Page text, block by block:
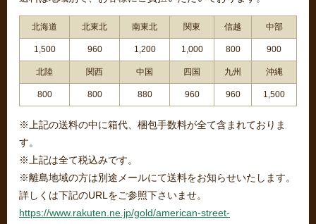
北海道 北東北 南東北 関東 信越 中部
1,500 960 1,200 1,000 800 900
北陸 関西 中国 四国 九州 沖縄
800 800 880 960 960 1,500
※上記の送料の中に箱代、梱包手数料が全て含まれておりま
す。
※上記は全て税込みです。
※離島地域の方は別途メールにて送料をお知らせいたします。
詳しくは下記のURLをご参照下さいませ。
https://www.rakuten.ne.jp/gold/american-street-